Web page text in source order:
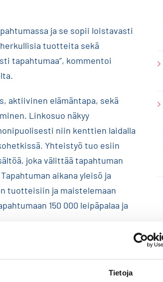
Tietoja
ja se sopii loistavasti
tuotteita sekä
tapahtumaa”, kommentoi
aktiivinen elämäntapa, sekä
Linkosuo näkyy
niin kenttien laidalla
Yhteistyö tuo esiin
joka välittää tapahtuman
aikana yleisö ja
tuotteisiin ja maistelemaan
150 000 leipäpalaa ja
pystymme tarjoamaan
sekä